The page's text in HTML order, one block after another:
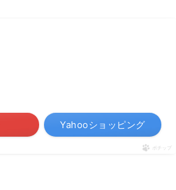
Yahooショッピング
ポチップ